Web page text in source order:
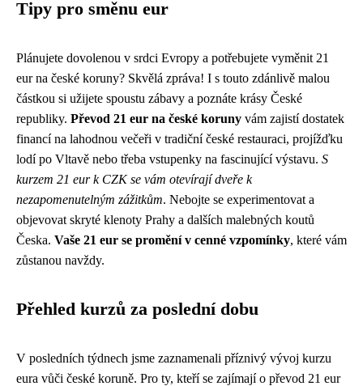
Tipy pro směnu eur
Plánujete dovolenou v srdci Evropy a potřebujete vyměnit 21
eur na české koruny? Skvělá zpráva! I s touto zdánlivě malou
částkou si užijete spoustu zábavy a poznáte krásy České
republiky. Převod 21 eur na české koruny vám zajistí dostatek
financí na lahodnou večeři v tradiční české restauraci, projížďku
lodí po Vltavě nebo třeba vstupenky na fascinující výstavu. S
kurzem 21 eur k CZK se vám otevírají dveře k
nezapomenutelným zážitkům. Nebojte se experimentovat a
objevovat skryté klenoty Prahy a dalších malebných koutů
Česka. Vaše 21 eur se promění v cenné vzpomínky, které vám
zůstanou navždy.
Přehled kurzů za poslední dobu
V posledních týdnech jsme zaznamenali příznivý vývoj kurzu
eura vůči české koruně. Pro ty, kteří se zajímají o převod 21 eur